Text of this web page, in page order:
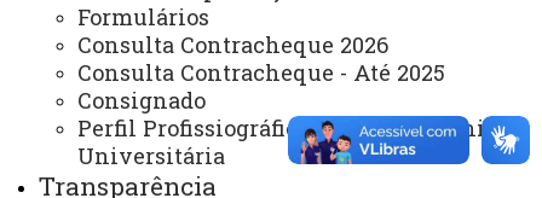
Formulários
Consulta Contracheque 2026
Consulta Contracheque - Até 2025
Consignado
Perfil Profissiográfico - Carreira Técnica
Universitária
Transparência
Administração e Finanças
Extensão
Graduação
Pesquisa/Pós Graduação